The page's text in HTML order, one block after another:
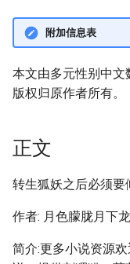
附加信息表
本文由多元性别中文
版权归原作者所有。
正文
转生狐妖之后必须要
作者: 月色朦胧月下龙
简介:更多小说资源